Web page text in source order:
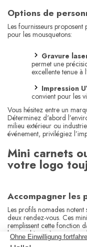
Options de
Les fournisseurs
pour les mousquetons:
Gravure
permet une
excellente tenue à
Impression
convient pour les
Vous hésitez entre un
Déterminez d'abord
milieu extérieur ou
événement, privilégiez
Mini carnets
votre logo
Accompagner les
Les profils nomades
deux rendez-vous. Ces
remplissent cette fonction
les combinant à vos porte-
d’usage quotidien qui